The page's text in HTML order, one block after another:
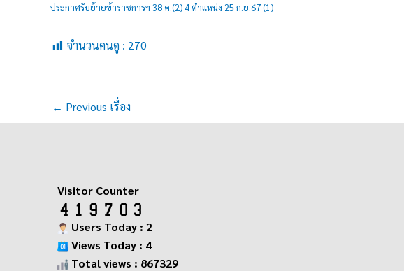
ประกาศรับย้ายข้าราชการฯ 38 ค.(2) 4 ตำแหน่ง 25 ก.ย.67 (1)
จำนวนคนดู : 270
← Previous เรื่อง
Visitor Counter
Users Today : 2
Views Today : 4
Total views : 867329